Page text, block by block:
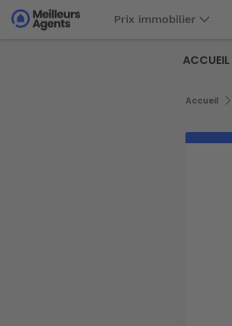
Aller
auAller au
Prix immobilier
ACCUEIL
Fil
Accueil